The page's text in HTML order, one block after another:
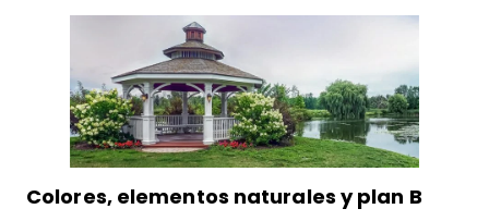
Colores, elementos naturales y plan B